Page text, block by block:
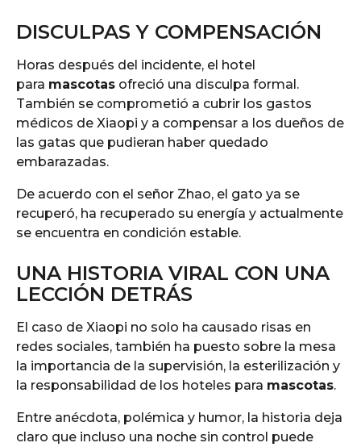
DISCULPAS Y COMPENSACIÓN
Horas después del incidente, el hotel
para mascotas ofreció una disculpa formal.
También se comprometió a cubrir los gastos
médicos de Xiaopi y a compensar a los dueños de
las gatas que pudieran haber quedado
embarazadas.
De acuerdo con el señor Zhao, el gato ya se
recuperó, ha recuperado su energía y actualmente
se encuentra en condición estable.
UNA HISTORIA VIRAL CON UNA
LECCIÓN DETRÁS
El caso de Xiaopi no solo ha causado risas en
redes sociales, también ha puesto sobre la mesa
la importancia de la supervisión, la esterilización y
la responsabilidad de los hoteles para mascotas.
Entre anécdota, polémica y humor, la historia deja
claro que incluso una noche sin control puede